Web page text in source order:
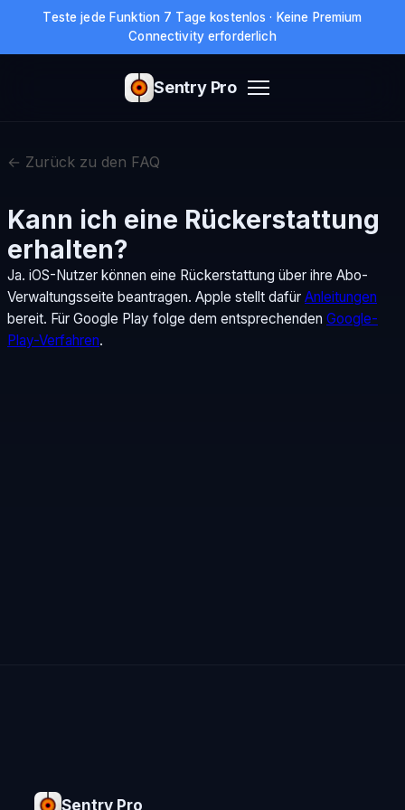
Teste jede Funktion 7 Tage kostenlos · Keine Premium
Connectivity erforderlich
Sentry Pro
← Zurück zu den FAQ
Kann ich eine Rückerstattung
erhalten?
Ja. iOS-Nutzer können eine Rückerstattung über ihre Abo-
Verwaltungsseite beantragen. Apple stellt dafür Anleitungen
bereit. Für Google Play folge dem entsprechenden Google-
Play-Verfahren.
Sentry Pro